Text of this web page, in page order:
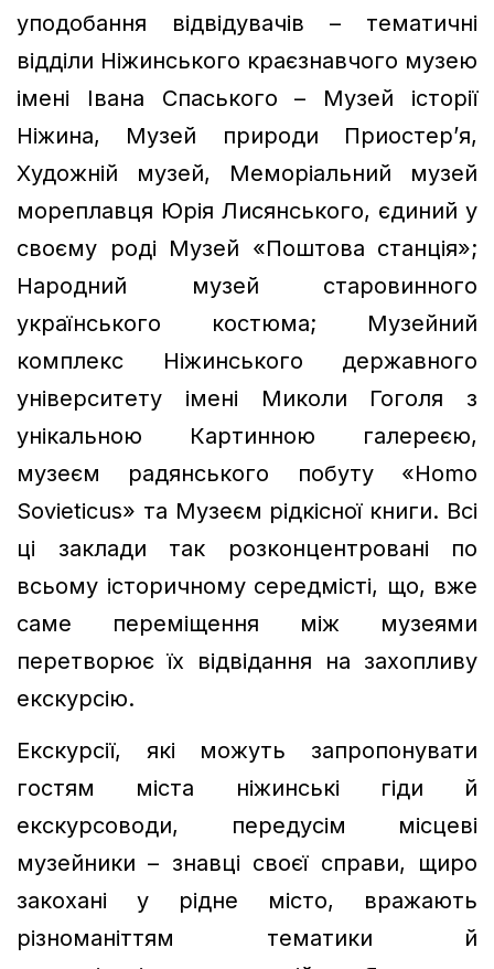
уподобання відвідувачів – тематичні
відділи Ніжинського краєзнавчого музею
імені Івана Спаського – Музей історії
Ніжина, Музей природи Приостер’я,
Художній музей, Меморіальний музей
мореплавця Юрія Лисянського, єдиний у
своєму роді Музей «Поштова станція»;
Народний музей старовинного
українського костюма; Музейний
комплекс Ніжинського державного
університету імені Миколи Гоголя з
унікальною Картинною галереєю,
музеєм радянського побуту «Homo
Sovieticus» та Музеєм рідкісної книги. Всі
ці заклади так розконцентровані по
всьому історичному середмісті, що, вже
саме переміщення між музеями
перетворює їх відвідання на захопливу
екскурсію.
Екскурсії, які можуть запропонувати
гостям міста ніжинські гіди й
екскурсоводи, передусім місцеві
музейники – знавці своєї справи, щиро
закохані у рідне місто, вражають
різноманіттям тематики й